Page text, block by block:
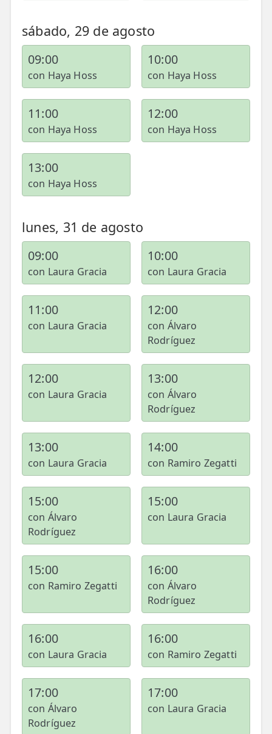
sábado, 29 de agosto
09:00
con Haya Hoss
10:00
con Haya Hoss
11:00
con Haya Hoss
12:00
con Haya Hoss
13:00
con Haya Hoss
lunes, 31 de agosto
09:00
con Laura Gracia
10:00
con Laura Gracia
11:00
con Laura Gracia
12:00
con Álvaro
Rodríguez
12:00
con Laura Gracia
13:00
con Álvaro
Rodríguez
13:00
con Laura Gracia
14:00
con Ramiro Zegatti
15:00
con Álvaro
Rodríguez
15:00
con Laura Gracia
15:00
con Ramiro Zegatti
16:00
con Álvaro
Rodríguez
16:00
con Laura Gracia
16:00
con Ramiro Zegatti
17:00
con Álvaro
Rodríguez
17:00
con Laura Gracia